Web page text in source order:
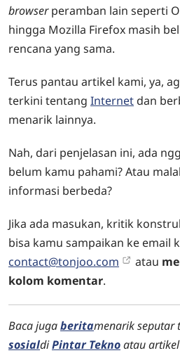
browserperamban lain seperti
hingga Mozilla Firefox masih
rencana yang sama.
Terus pantau artikel kami, ya,
terkini tentang Internet dan
menarik lainnya.
Nah, dari penjelasan ini, ada
belum kamu pahami? Atau
informasi berbeda?
Jika ada masukan, kritik
bisa kamu sampaikan ke email
contact@tonjoo.com
atau
kolom komentar.
Baca jugaberitamenarik seputar
sosialdiPintar Teknoatau